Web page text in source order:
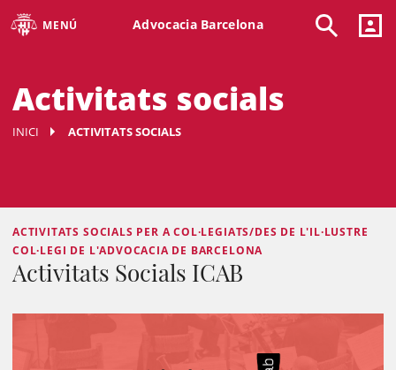
MENÚ Advocacia Barcelona
Activitats socials
INICI ACTIVITATS SOCIALS
ACTIVITATS SOCIALS PER A COL·LEGIATS/DES DE L'IL·LUSTRE
COL·LEGI DE L'ADVOCACIA DE BARCELONA
Activitats Socials ICAB